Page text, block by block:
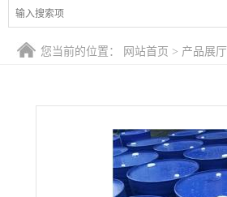
产品展厅
证书荣誉
您当前的位置： 网站首页 > 产品展厅